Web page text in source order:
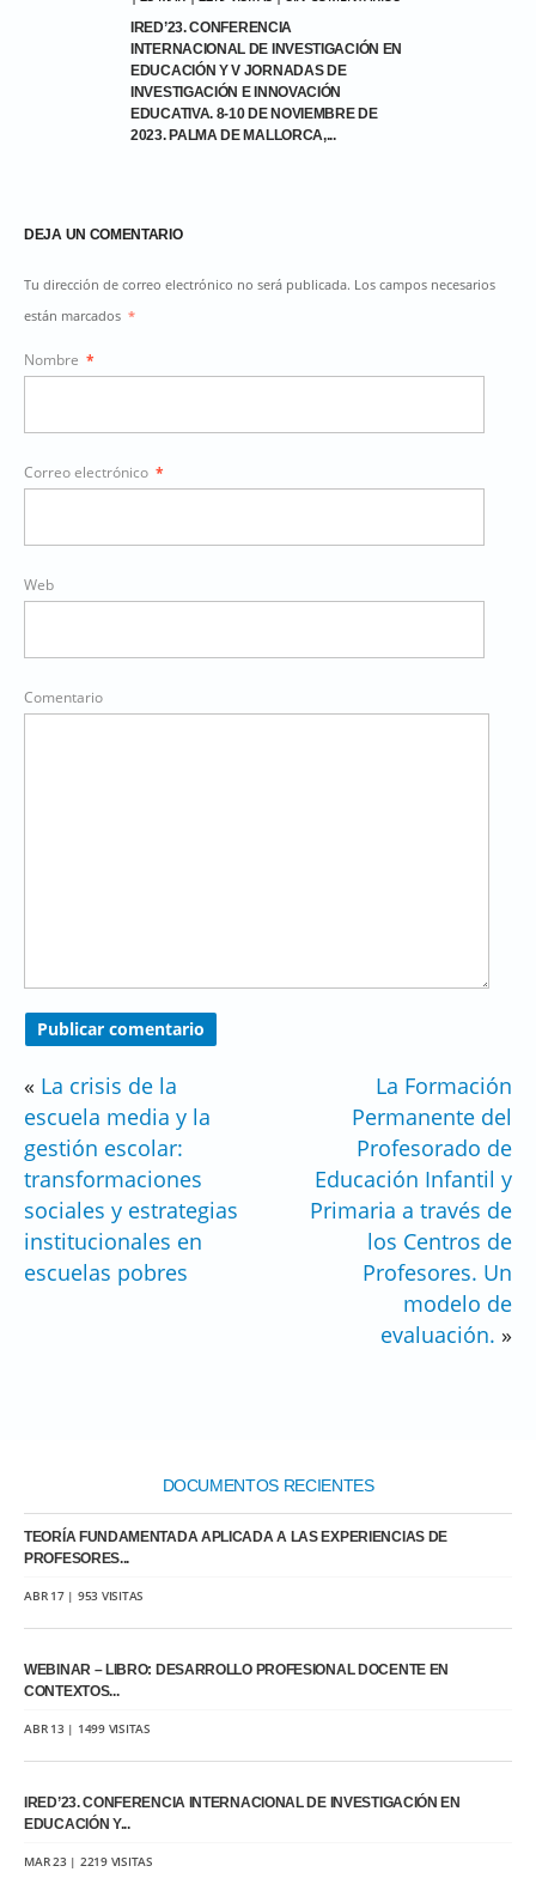
IRED’23. CONFERENCIA
INTERNACIONAL DE INVESTIGACIÓN EN
EDUCACIÓN Y V JORNADAS DE
INVESTIGACIÓN E INNOVACIÓN
EDUCATIVA. 8-10 DE NOVIEMBRE DE
2023. PALMA DE MALLORCA,...
DEJA UN COMENTARIO
Tu dirección de correo electrónico no será publicada. Los campos necesarios
están marcados *
Nombre *
Correo electrónico *
Web
Comentario
« La crisis de la
escuela media y la
gestión escolar:
transformaciones
sociales y estrategias
institucionales en
escuelas pobres
La Formación
Permanente del
Profesorado de
Educación Infantil y
Primaria a través de
los Centros de
Profesores. Un
modelo de
evaluación. »
DOCUMENTOS RECIENTES
TEORÍA FUNDAMENTADA APLICADA A LAS EXPERIENCIAS DE
PROFESORES...
ABR 17 | 953 VISITAS
WEBINAR – LIBRO: DESARROLLO PROFESIONAL DOCENTE EN
CONTEXTOS...
ABR 13 | 1499 VISITAS
IRED’23. CONFERENCIA INTERNACIONAL DE INVESTIGACIÓN EN
EDUCACIÓN Y...
MAR 23 | 2219 VISITAS